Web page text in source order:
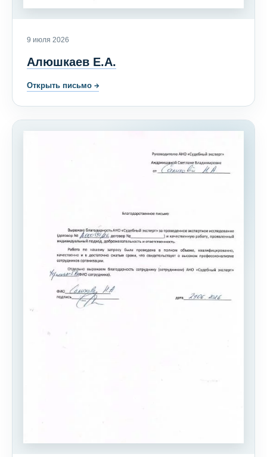
9 июля 2026
Алюшкаев Е.А.
Открыть письмо →